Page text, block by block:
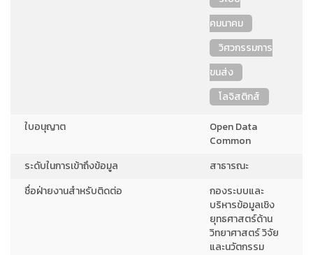
คมนาคม
วิศวกรรมการ
ขนส่ง
โลจิสติกส์
ใบอนุญาต
Open Data
Common
ระดับในการเข้าถึงข้อมูล
สาธารณะ
ชื่อฝ่ายงานสำหรับติดต่อ
กองระบบและ
บริหารข้อมูลเชิง
ยุทธศาสตร์ด้าน
วิทยาศาสตร์ วิจัย
และนวัตกรรม